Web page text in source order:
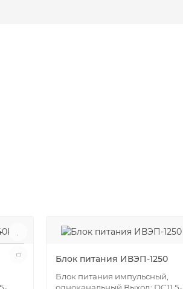
Блок питания ИВЭП-1250
Блок питания импульсный,